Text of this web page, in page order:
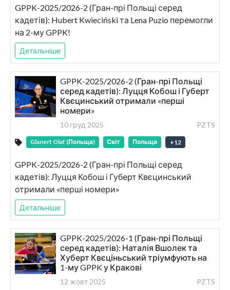
GPPK-2025/2026-2 (Гран-прі Польщі серед
кадетів): Hubert Kwieciński та Lena Puzio перемогли
на 2-му GPPK!
Детальніше
GPPK-2025/2026-2 (Гран-прі Польщі
серед кадетів): Луцця Кобош і Губерт
Квєцинський отримали «перші
номери»
10 груд 2025 PZTS
Glanert Olaf (Польща) Світ Польща +12
GPPK-2025/2026-2 (Гран-прі Польщі серед
кадетів): Луцця Кобош і Губерт Квєцинський
отримали «перші номери»
Детальніше
GPPK-2025/2026-1 (Гран-прі Польщі
серед кадетів): Наталія Вшолек та
Хуберт Квєціньський тріумфують на
1-му GPPK у Кракові
12 жовт 2025 PZTS